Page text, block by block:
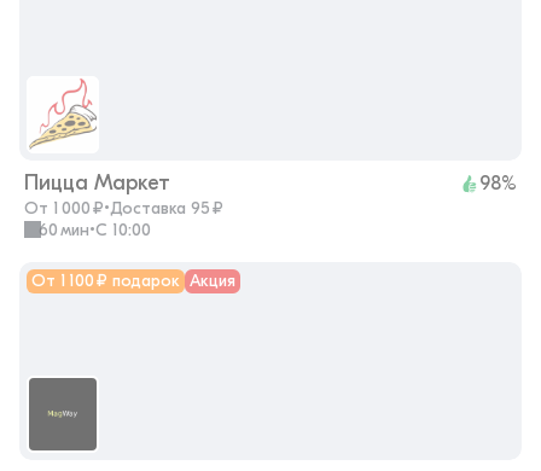
Пицца Маркет 98%
От 1 000 ₽•Доставка 95 ₽
60 мин• с 10:00
От 1 100 ₽ подарок Акция